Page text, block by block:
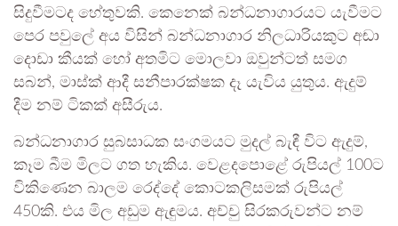
සිදුවීමටද හේතුවකි. කෙනෙක් බන්ධනාගාරයට යැවීමට
පෙර පවුලේ අය විසින් බන්ධනාගාර නිලධාරියකුට අඬා
දොඩා කීයක් හෝ අතමිට මොලවා ඔවුන්ටත් සමග
සබන්, මාස්ක් ආදී සනීපාරක්ෂක දෑ යැවිය යුතුය. ඇදුම්
දීම නම් ටිකක් අසීරුය.
බන්ධනාගාර සුබසාධක සංගමයට මුදල් බැඳී විට ඇදුම්,
කෑම බීම මිලට ගත හැකිය. වෙළදපොළේ රුපියල් 100ට
විකිණෙන බාලම රෙද්දේ කොටකලිසමක් රුපියල්
450කි. එය මිල අඩුම ඇඳුමය. අච්චු සිරකරුවන්ට නම්